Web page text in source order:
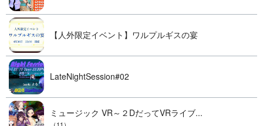
【人外限定イベント】ワルプルギスの宴
LateNightSession#02
ミュージック VR～２DだってVRライブ...
（11）